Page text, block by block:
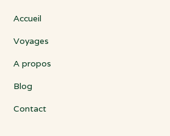
Accueil
Voyages
A propos
Blog
Contact